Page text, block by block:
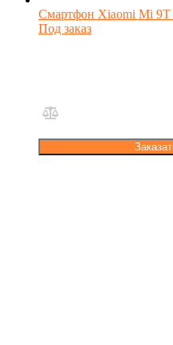
Смартфон Xiaomi Mi
Под заказ